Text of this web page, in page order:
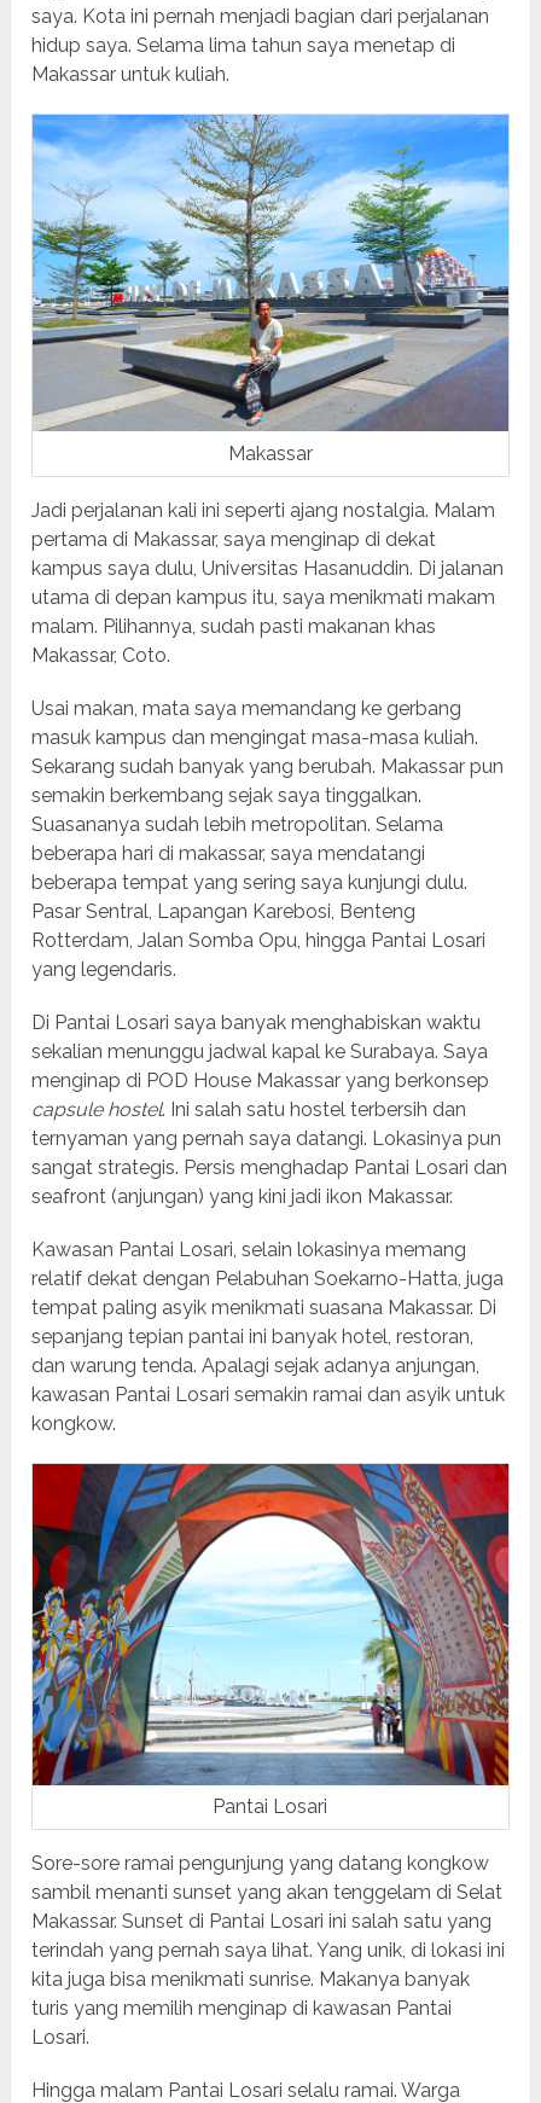
saya. Kota ini pernah menjadi bagian dari perjalanan
hidup saya. Selama lima tahun saya menetap di
Makassar untuk kuliah.
Makassar
Jadi perjalanan kali ini seperti ajang nostalgia. Malam
pertama di Makassar, saya menginap di dekat
kampus saya dulu, Universitas Hasanuddin. Di jalanan
utama di depan kampus itu, saya menikmati makam
malam. Pilihannya, sudah pasti makanan khas
Makassar, Coto.
Usai makan, mata saya memandang ke gerbang
masuk kampus dan mengingat masa-masa kuliah.
Sekarang sudah banyak yang berubah. Makassar pun
semakin berkembang sejak saya tinggalkan.
Suasananya sudah lebih metropolitan. Selama
beberapa hari di makassar, saya mendatangi
beberapa tempat yang sering saya kunjungi dulu.
Pasar Sentral, Lapangan Karebosi, Benteng
Rotterdam, Jalan Somba Opu, hingga Pantai Losari
yang legendaris.
Di Pantai Losari saya banyak menghabiskan waktu
sekalian menunggu jadwal kapal ke Surabaya. Saya
menginap di POD House Makassar yang berkonsep
capsule hostel. Ini salah satu hostel terbersih dan
ternyaman yang pernah saya datangi. Lokasinya pun
sangat strategis. Persis menghadap Pantai Losari dan
seafront (anjungan) yang kini jadi ikon Makassar.
Kawasan Pantai Losari, selain lokasinya memang
relatif dekat dengan Pelabuhan Soekarno-Hatta, juga
tempat paling asyik menikmati suasana Makassar. Di
sepanjang tepian pantai ini banyak hotel, restoran,
dan warung tenda. Apalagi sejak adanya anjungan,
kawasan Pantai Losari semakin ramai dan asyik untuk
kongkow.
Pantai Losari
Sore-sore ramai pengunjung yang datang kongkow
sambil menanti sunset yang akan tenggelam di Selat
Makassar. Sunset di Pantai Losari ini salah satu yang
terindah yang pernah saya lihat. Yang unik, di lokasi ini
kita juga bisa menikmati sunrise. Makanya banyak
turis yang memilih menginap di kawasan Pantai
Losari.
Hingga malam Pantai Losari selalu ramai. Warga